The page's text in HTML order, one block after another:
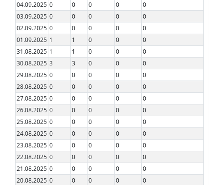
04.09.2025 0 0 0 0
0
03.09.2025 0 0 0 0
0
02.09.2025 0 0 0 0
0
01.09.2025 1 1 0 0
0
31.08.2025 1 1 0 0
0
30.08.2025 3 3 0 0
0
29.08.2025 0 0 0 0
0
28.08.2025 0 0 0 0
0
27.08.2025 0 0 0 0
0
26.08.2025 0 0 0 0
0
25.08.2025 0 0 0 0
0
24.08.2025 0 0 0 0
0
23.08.2025 0 0 0 0
0
22.08.2025 0 0 0 0
0
21.08.2025 0 0 0 0
0
20.08.2025 0 0 0 0
0